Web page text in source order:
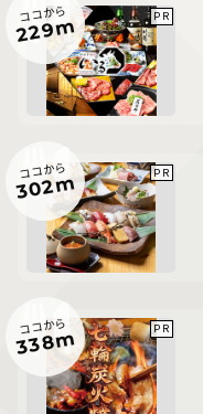
ココから
229m
ココから
302m
ココから
338m